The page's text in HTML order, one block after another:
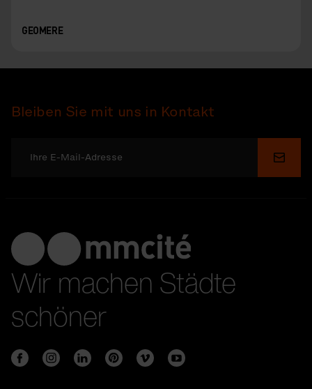
Wir machen Städte
schöner